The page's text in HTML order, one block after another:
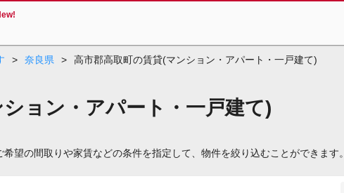
> 奈良県 > 高市郡高取町の賃貸(マンション・アパート・一戸建て)
ョン・アパート・一戸建て)
望の間取りや家賃などの条件を指定して、物件を絞り込むことができます。